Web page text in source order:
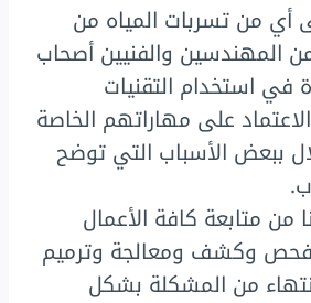
من تسربات المياه من
المهندسين والفنيين أصحاب
في استخدام التقنيات
على مهاراتهم الخاصة
ببعض الأسباب التي توضح
من متابعة كافة الأعمال
فحص وكشف ومعالجة وترميم
من المشكلة بشكل